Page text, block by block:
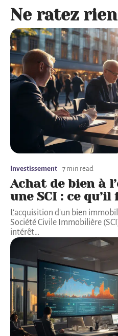
Ne ratez
Investissement 7 min read
Achat de bien à
une SCI : ce
L'acquisition d'un bien
Société Civile Immobilière
intérêt…